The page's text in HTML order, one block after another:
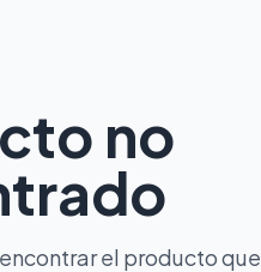
no
el producto que